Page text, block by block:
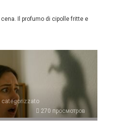
Il profumo di cipolle fritte e
categorizzato
270 просмотров